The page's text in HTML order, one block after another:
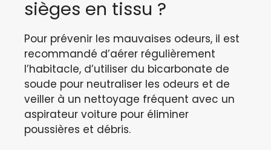
sièges en tissu ?
Pour prévenir les mauvaises odeurs, il est
recommandé d’aérer régulièrement
l’habitacle, d’utiliser du bicarbonate de
soude pour neutraliser les odeurs et de
veiller à un nettoyage fréquent avec un
aspirateur voiture pour éliminer
poussières et débris.